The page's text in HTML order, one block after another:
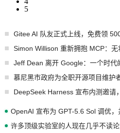
5
Gitee AI 队友正式上线，免费领
Simon Willison 重新拥抱 MCP：无
Jeff Dean 离开 Google：一个时代
慕尼黑市政府为全职开源项目维护
OpenAI 宣布为 GPT-5.6 Sol 调优
许多顶级实验室的人现在几乎不读